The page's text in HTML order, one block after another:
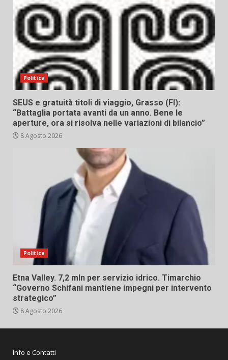
Politica
SEUS e gratuità titoli di viaggio, Grasso (FI):
“Battaglia portata avanti da un anno. Bene le
aperture, ora si risolva nelle variazioni di bilancio”
8 Agosto 2026
Politica
Etna Valley. 7,2 mln per servizio idrico. Timarchio
“Governo Schifani mantiene impegni per intervento
strategico”
8 Agosto 2026
Info e Contatti